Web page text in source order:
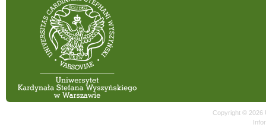
Copyright © 2026